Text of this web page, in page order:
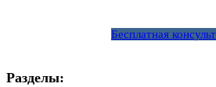
Бесплатная
Разделы: